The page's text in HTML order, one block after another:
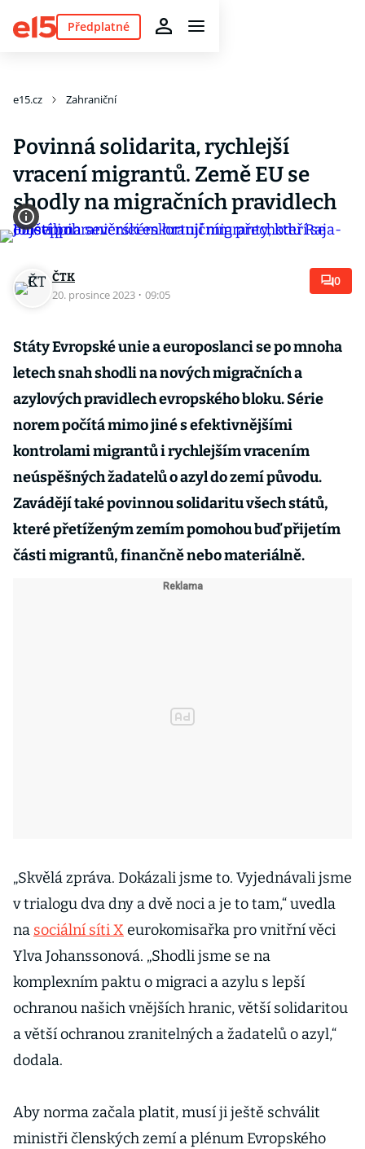
Předplatné
e15.cz Zahraniční
Povinná solidarita, rychlejší
vracení migrantů. Země EU se
shodly na migračních pravidlech
ČTK
20. prosince 2023 · 09:05
0
Státy Evropské unie a europoslanci se po mnoha
letech snah shodli na nových migračních a
azylových pravidlech evropského bloku. Série
norem počítá mimo jiné s efektivnějšími
kontrolami migrantů i rychlejším vracením
neúspěšných žadatelů o azyl do zemí původu.
Zavádějí také povinnou solidaritu všech států,
které přetíženým zemím pomohou buď přijetím
části migrantů, finančně nebo materiálně.
„Skvělá zpráva. Dokázali jsme to. Vyjednávali jsme
v trialogu dva dny a dvě noci a je to tam,“ uvedla
na sociální síti Xeurokomisařka pro vnitřní věci
Ylva Johanssonová. „Shodli jsme se na
komplexním paktu o migraci a azylu s lepší
ochranou našich vnějších hranic, větší solidaritou
a větší ochranou zranitelných a žadatelů o azyl,“
dodala.
Aby norma začala platit, musí ji ještě schválit
ministři členských zemí a plénum Evropského